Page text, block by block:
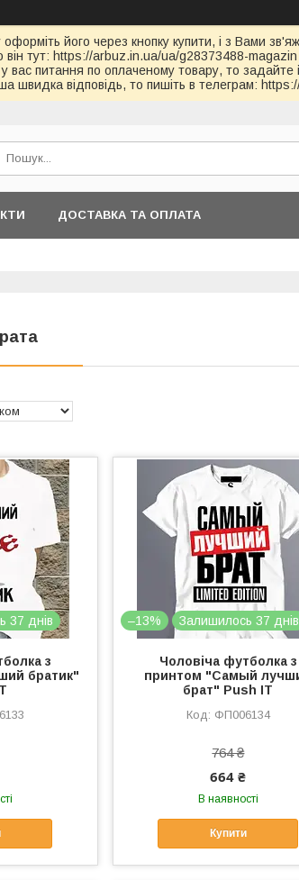
його через кнопку купити, і з Вами
тут: https://arbuz.in.ua/ua/g28373488-
вас питання по оплаченому товару, то
швидка відповідь, то пишіть в телеграм:
ДОСТАВКА ТА ОПЛАТА
37 днів
з
братик"
–13% Залишилось 37 днів
Чоловіча футболка з
принтом "Самый
брат" Push IT
ФП006134
764 ₴
664 ₴
В наявності
Купити